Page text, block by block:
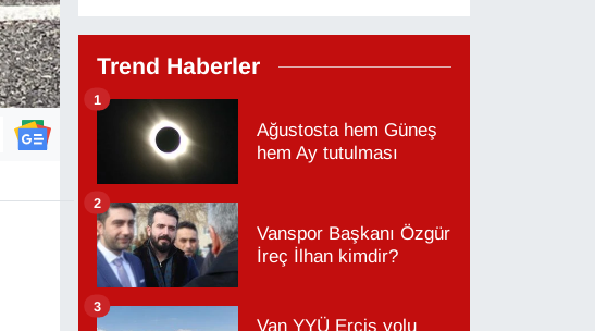
Trend Haberler
Ağustosta hem Güneş
hem Ay tutulması
1
Vanspor Başkanı Özgür
İreç İlhan kimdir?
2
Van YYÜ Erciş yolu
3